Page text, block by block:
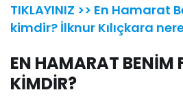
TIKLAYINIZ >> En Hamarat
kimdir? İlknur Kılıçkara
EN HAMARAT BENİM
KİMDİR?